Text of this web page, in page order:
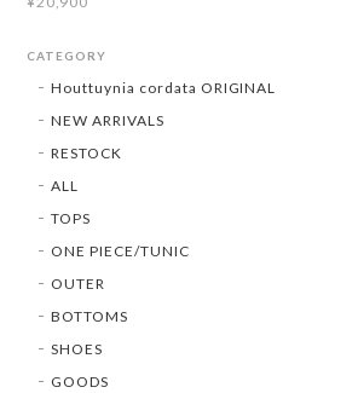
CATEGORY
Houttuynia cordata ORIGINAL
NEW ARRIVALS
RESTOCK
ALL
TOPS
ONE PIECE/TUNIC
OUTER
BOTTOMS
SHOES
GOODS